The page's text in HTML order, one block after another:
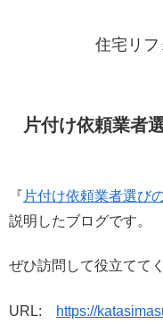
住宅リ
片付け依頼業者
『 片付け依頼業者選び
説明したブログです。
ぜひ訪問して役立てて
URL: https://